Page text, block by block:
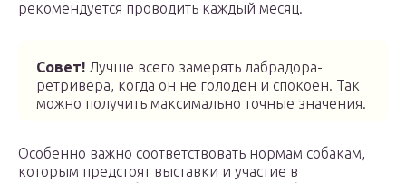
рекомендуется проводить каждый месяц.
Совет! Лучше всего замерять лабрадора-
ретривера, когда он не голоден и спокоен. Так
можно получить максимально точные значения.
Особенно важно соответствовать нормам собакам,
которым предстоят выставки и участие в